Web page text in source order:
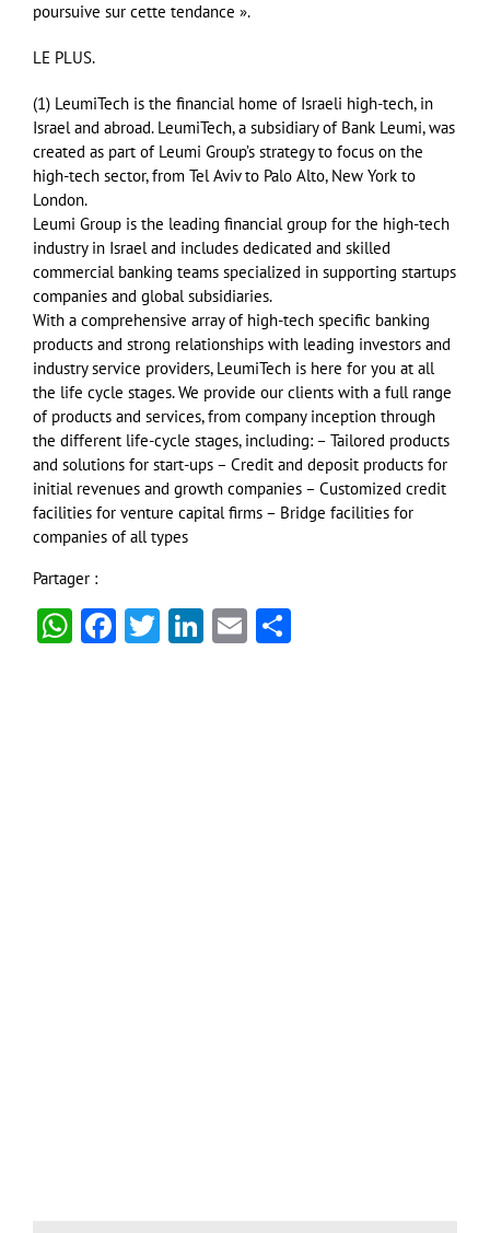
poursuive sur cette tendance ».
LE PLUS.
(1) LeumiTech is the financial home of Israeli high-tech, in
Israel and abroad. LeumiTech, a subsidiary of Bank Leumi, was
created as part of Leumi Group’s strategy to focus on the
high-tech sector, from Tel Aviv to Palo Alto, New York to
London.
Leumi Group is the leading financial group for the high-tech
industry in Israel and includes dedicated and skilled
commercial banking teams specialized in supporting startups
companies and global subsidiaries.
With a comprehensive array of high-tech specific banking
products and strong relationships with leading investors and
industry service providers, LeumiTech is here for you at all
the life cycle stages. We provide our clients with a full range
of products and services, from company inception through
the different life-cycle stages, including: – Tailored products
and solutions for start-ups – Credit and deposit products for
initial revenues and growth companies – Customized credit
facilities for venture capital firms – Bridge facilities for
companies of all types
Partager :
WhatsApp
Facebook
Twitter
LinkedIn
Email